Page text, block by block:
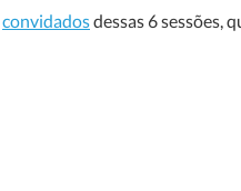
convidadosdessas 6 sessões,